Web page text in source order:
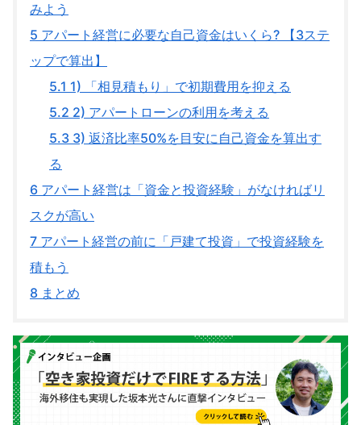
みよう
5 アパート経営に必要な自己資金はいくら? 【3ステ
ップで算出】
5.1 1) 「相見積もり」で初期費用を抑える
5.2 2) アパートローンの利用を考える
5.3 3) 返済比率50%を目安に自己資金を算出す
る
6 アパート経営は「資金と投資経験」がなければリ
スクが高い
7 アパート経営の前に「戸建て投資」で投資経験を
積もう
8 まとめ